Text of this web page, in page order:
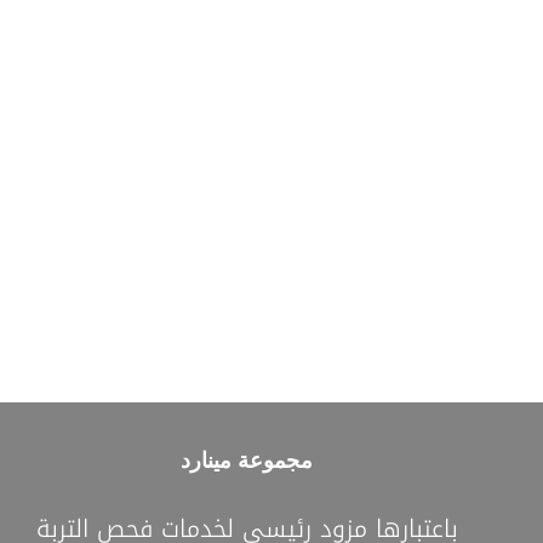
مجموعة مينارد
باعتبارها مزود رئيسي لخدمات فحص التربة